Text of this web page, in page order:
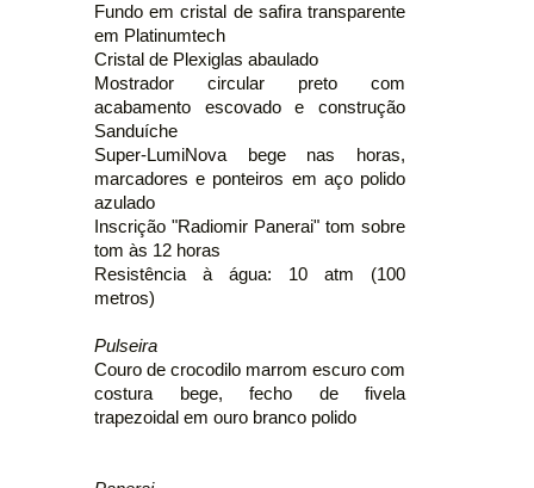
Fundo em cristal de safira transparente
em Platinumtech
Cristal de Plexiglas abaulado
Mostrador circular preto com
acabamento escovado e construção
Sanduíche
Super-LumiNova bege nas horas,
marcadores e ponteiros em aço polido
azulado
Inscrição "Radiomir Panerai" tom sobre
tom às 12 horas
Resistência à água: 10 atm (100
metros)
Pulseira
Couro de crocodilo marrom escuro com
costura bege, fecho de fivela
trapezoidal em ouro branco polido